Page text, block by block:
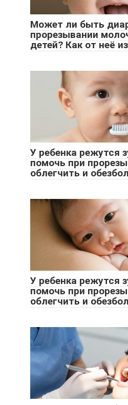
Может ли быть
прорезывании
детей? Как от неё
У ребенка режутся
помочь при
облегчить и
У ребенка режутся
помочь при
облегчить и